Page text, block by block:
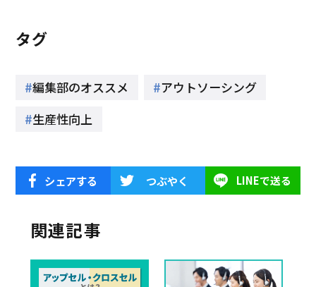
タグ
編集部のオススメ
アウトソーシング
生産性向上
シェアする つぶやく LINEで送る
関連記事